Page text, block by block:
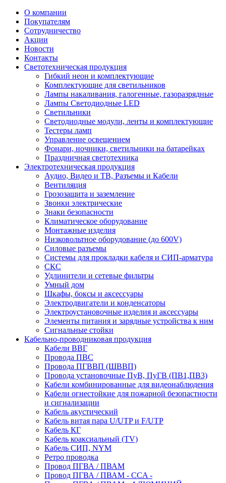
О компании
Покупателям
Сотрудничество
Акции
Новости
Контакты
Светотехническая продукция
Гибкий неон и комплектующие
Комплектующие для светильников
Лампы накаливания, галогенные, газоразрядные
Лампы Светодиодные LED
Светильники
Светодиодные модули, ленты и комплектующие
Тестеры ламп
Управление освещением
Фонари, ночники, светильники на батарейках
Праздничная светотехника
Электротехническая продукция
Аудио, Видео и ТВ, Разъемы и Кабели
Вентиляция
Грозозащита и заземление
Звонки электрические
Знаки безопасности
Климатическое оборудование
Монтажные изделия
Низковольтное оборудование (до 600V)
Силовые разъемы
Системы для прокладки кабеля и СИП-арматура
СКС
Удлинители и сетевые фильтры
Умный дом
Шкафы, боксы и аксессуары
Электродвигатели и конденсаторы
Электроустановочные изделия и аксессуары
Элементы питания и зарядные устройства к ним
Сигнальные стойки
Кабельно-проводниковая продукция
Кабели ВВГ
Провода ПВС
Провода ПГВВП (ШВВП)
Провода установочные ПуВ, ПуГВ (ПВ1,ПВ3)
Кабели комбинированные для видеонаблюдения
Кабели огнестойкие для пожарной безопастности
и сигнализации
Кабель акустический
Кабель витая пара U/UTP и F/UTP
Кабель КГ
Кабель коаксиальный (TV)
Кабель СИП, NYM
Ретро проводка
Провод ПГВА / ПВАМ
Провод ПГВА / ПВАМ - CCA -